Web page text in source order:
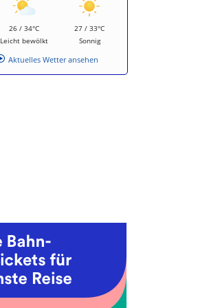
26 / 34°C
Leicht bewölkt
27 / 33°C
Sonnig
Aktuelles Wetter ansehen